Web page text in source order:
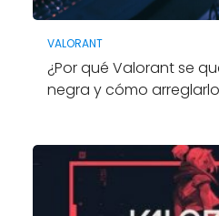
VALORANT
¿Por qué Valorant se
negra y cómo